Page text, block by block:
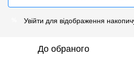
Увійти для відображення
До обраного